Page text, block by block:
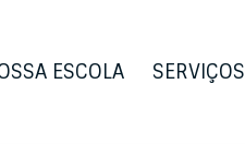
ESCOLA SERVIÇOS